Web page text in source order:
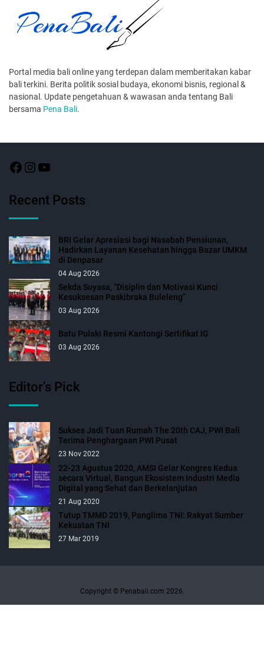
Portal media bali online yang terdepan dalam memberitakan kabar
bali terkini. Berita politik sosial budaya, ekonomi bisnis, regional &
nasional. Update pengetahuan & wawasan anda tentang Bali
bersama Pena Bali.
Recent Posts
BRI Gelar Apresiasi bagi Nasabah Pensiunan,
Hadirkan Layanan Kesehatan hingga Bazar UMKM
di Denpasar
04 Aug 2026
Sekda Suyasa, “Disiplin dan Motivasi Kunci
Kesuksesan Paskibraka Buleleng”
03 Aug 2026
Batu Pulaki Resmi Kantongi Sertifikat IG
03 Aug 2026
Editor’s Pick
Sukses Jadi Tuan Rumah The 20th CAJ, PWI Bali
Terima Penghargaan PWI Pusat
23 Nov 2022
22-23 Agustus 2020, AMSI Gelar Kongres Kedua
secara Virtual, Bangun Ekosistem Industri Media
Digital yang Sehat dan Berkelanjutan
21 Aug 2020
Tutup TMMD 2019, Panglima TNI: Rakyat Sumber
Kekuatan TNI
27 Mar 2019
Copyright © Penabali.com 2026.